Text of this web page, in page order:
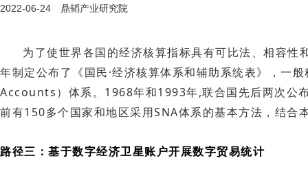
2022-06-24 鼎韬产业研究院
为了使世界各国的经济核算指标具有可比法、相容性
年制定公布了《国民·经济核算体系和辅助系统表》，
Accounts）体系。1968年和1993年,联合国先后两次公
前有150多个国家和地区采用SNA体系的基本方法，结合
路径三：基于数字经济卫星账户开展数字贸易统计